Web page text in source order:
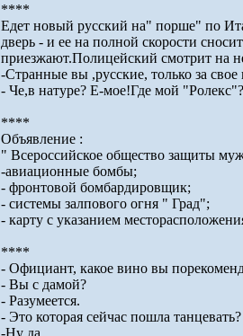
****
Едет новый русский на" порше" по
дверь - и ее на полной скорости
приезжают.Полицейский смотрит на
-Странные вы ,русские, только за
- Че,в натуре? Е-мое!Где мой
****
Объявление :
" Всероссийское общество защиты
-авиационные бомбы;
- фронтовой бомбардировщик;
- системы залпового огня " Град";
- карту с указанием
****
- Официант, какое вино вы
- Вы с дамой?
- Разумеется.
- Это которая сейчас пошла танцевать?
-Ну да.